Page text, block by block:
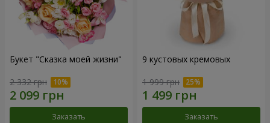
Букет "Сказка моей жизни"
2 332 грн
Заказать
9 кустовых кремовых
1 999 грн
Заказать